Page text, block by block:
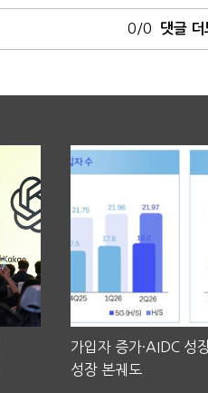
0/0 댓글 더
가입자 증가·AIDC 성
성장 본궤도